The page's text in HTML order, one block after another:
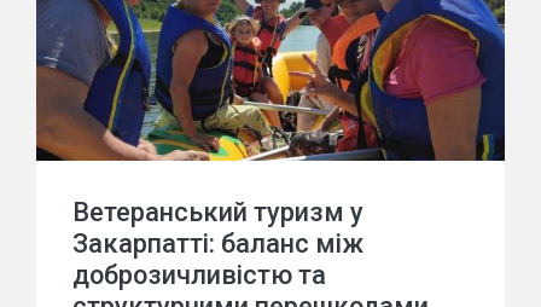
Ветеранський туризм у
Закарпатті: баланс між
доброзичливістю та